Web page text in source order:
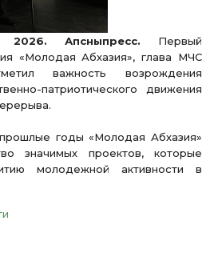
Апсныпресс. Первый
«Молодая Абхазия», глава МЧС
важность возрождения
патриотического движения
годы «Молодая Абхазия»
значимых проектов, которые
молодежной активности в